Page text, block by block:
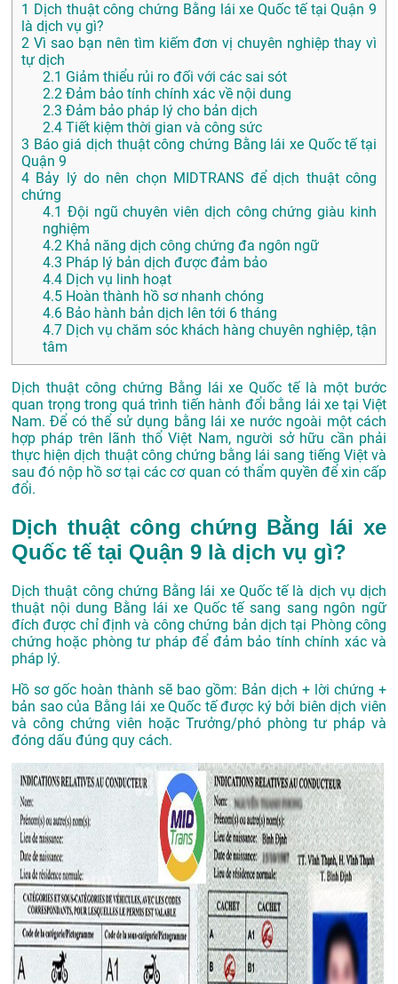
1 Dịch thuật công chứng Bằng lái xe Quốc tế tại Quận 9
là dịch vụ gì?
2 Vì sao bạn nên tìm kiếm đơn vị chuyên nghiệp thay vì
tự dịch
2.1 Giảm thiểu rủi ro đối với các sai sót
2.2 Đảm bảo tính chính xác về nội dung
2.3 Đảm bảo pháp lý cho bản dịch
2.4 Tiết kiệm thời gian và công sức
3 Báo giá dịch thuật công chứng Bằng lái xe Quốc tế tại
Quận 9
4 Bảy lý do nên chọn MIDTRANS để dịch thuật công
chứng
4.1 Đội ngũ chuyên viên dịch công chứng giàu kinh
nghiệm
4.2 Khả năng dịch công chứng đa ngôn ngữ
4.3 Pháp lý bản dịch được đảm bảo
4.4 Dịch vụ linh hoạt
4.5 Hoàn thành hồ sơ nhanh chóng
4.6 Bảo hành bản dịch lên tới 6 tháng
4.7 Dịch vụ chăm sóc khách hàng chuyên nghiệp, tận
tâm
Dịch thuật công chứng Bằng lái xe Quốc tế là một bước
quan trọng trong quá trình tiến hành đổi bằng lái xe tại Việt
Nam. Để có thể sử dụng bằng lái xe nước ngoài một cách
hợp pháp trên lãnh thổ Việt Nam, người sở hữu cần phải
thực hiện dịch thuật công chứng bằng lái sang tiếng Việt và
sau đó nộp hồ sơ tại các cơ quan có thẩm quyền để xin cấp
đổi.
Dịch thuật công chứng Bằng lái xe
Quốc tế tại Quận 9 là dịch vụ gì?
Dịch thuật công chứng Bằng lái xe Quốc tế là dịch vụ dịch
thuật nội dung Bằng lái xe Quốc tế sang sang ngôn ngữ
đích được chỉ định và công chứng bản dịch tại Phòng công
chứng hoặc phòng tư pháp để đảm bảo tính chính xác và
pháp lý.
Hồ sơ gốc hoàn thành sẽ bao gồm: Bản dịch + lời chứng +
bản sao của Bằng lái xe Quốc tế được ký bởi biên dịch viên
và công chứng viên hoặc Trưởng/phó phòng tư pháp và
đóng dấu đúng quy cách.